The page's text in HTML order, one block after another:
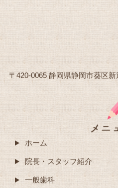
〒420-0065 静岡県静岡市葵区
ホーム
院長・スタッフ紹介
一般歯科